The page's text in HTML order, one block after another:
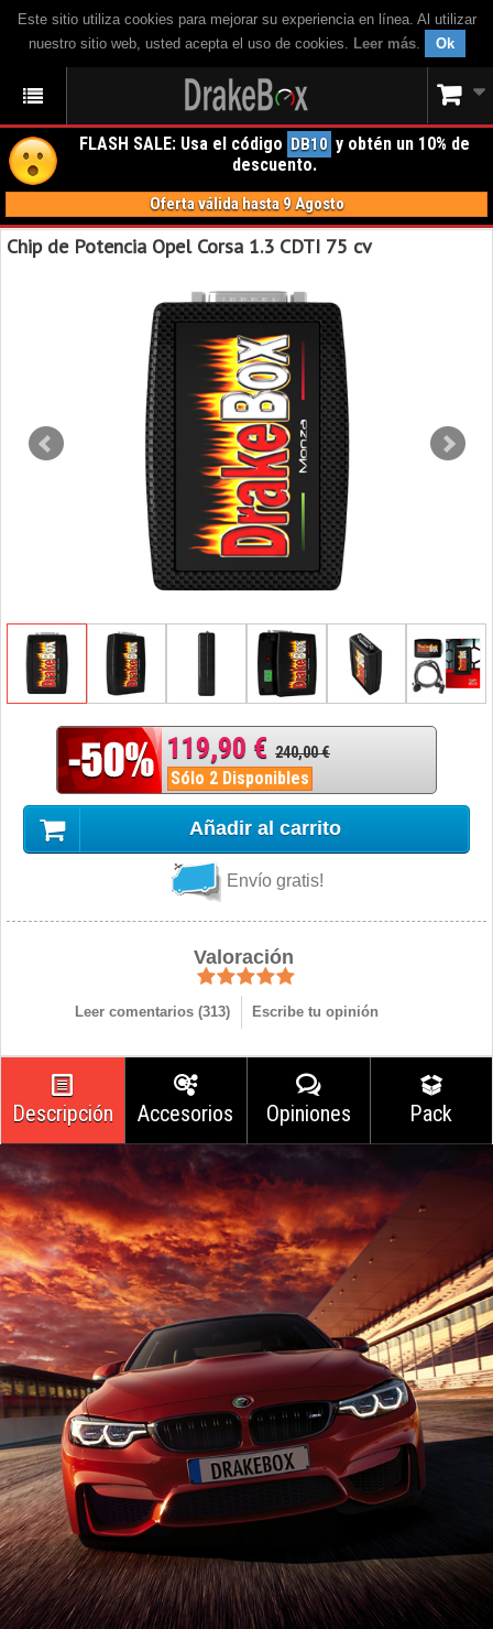
Este sitio utiliza cookies para mejorar su experiencia en línea. Al utilizar
nuestro sitio web, usted acepta el uso de cookies. Leer más. Ok
FLASH SALE: Usa el código DB10 y obtén un 10% de
descuento.
Oferta válida hasta 9 Agosto
Chip de Potencia Opel Corsa 1.3 CDTI 75 cv
119,90 € 240,00 €
Sólo 2 Disponibles
Añadir al carrito
Envío gratis!
Valoración
Leer comentarios (313) Escribe tu opinión
Descripción Accesorios Opiniones Pack